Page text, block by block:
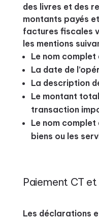
des livres et des
montants payés
factures fiscales
les mentions
Le nom complet
La date de
La description
Le montant
transaction
Le nom complet
biens ou les
Paiement CT
Les déclarations